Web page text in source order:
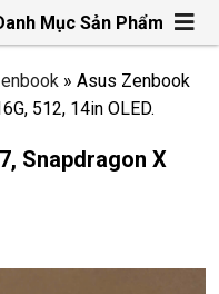
Mục Sản Phẩm
» Asus Zenbook
512, 14in OLED.
Snapdragon X